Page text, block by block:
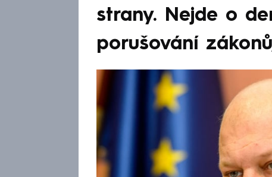
strany. Nejde o
porušování